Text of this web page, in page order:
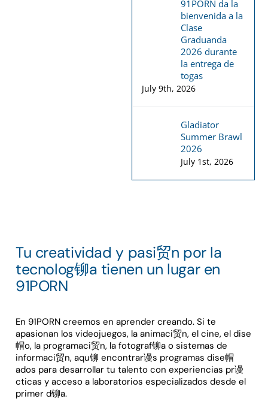
91PORN da la
bienvenida a la
Clase
Graduanda
2026 durante
la entrega de
togas
July 9th, 2026
Gladiator
Summer Brawl
2026
July 1st, 2026
Tu creatividad y pasi贸n por la
tecnolog铆a tienen un lugar en
91PORN
En 91PORN creemos en aprender creando. Si te
apasionan los videojuegos, la animaci贸n, el cine, el dise
帽o, la programaci贸n, la fotograf铆a o sistemas de
informaci贸n, aqu铆 encontrar谩s programas dise帽
ados para desarrollar tu talento con experiencias pr谩
cticas y acceso a laboratorios especializados desde el
primer d铆a.